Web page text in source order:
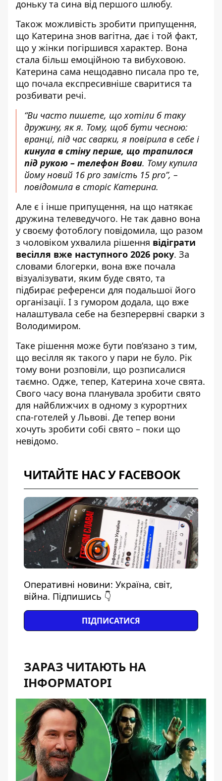
доньку та сина від першого шлюбу.
Також можливість зробити припущення,
що Катерина знов вагітна, дає і той факт,
що у жінки погіршився характер. Вона
стала більш емоційною та вибуховою.
Катерина сама нещодавно писала про те,
що почала експресивніше сваритися та
розбивати речі.
“Ви часто пишете, що хотіли б таку
дружину, як я. Тому, щоб бути чесною:
вранці, під час сварки, я повірила в себе і
кинула в стіну перше, що трапилося
під рукою – телефон Вови. Тому купила
йому новий 16 pro замість 15 pro”, –
повідомила в сторіс Катерина.
Але є і інше припущення, на що натякає
дружина телеведучого. Не так давно вона
у своєму фотоблогу повідомила, що разом
з чоловіком ухвалила рішення відіграти
весілля вже наступного 2026 року. За
словами блогерки, вона вже почала
візуалізувати, яким буде свято, та
підбирає референси для подальшої його
організації. І з гумором додала, що вже
налаштувала себе на безперервні сварки з
Володимиром.
Таке рішення може бути пов’язано з тим,
що весілля як такого у пари не було. Рік
тому вони розповіли, що розписалися
таємно. Одже, тепер, Катерина хоче свята.
Свого часу вона планувала зробити свято
для найближчих в одному з курортних
спа-готелей у Львові. Де тепер вони
хочуть зробити собі свято – поки що
невідомо.
ЧИТАЙТЕ НАС У FACEBOOK
Оперативні новини: Україна, світ,
війна. Підпишись 👇
ПІДПИСАТИСЯ
ЗАРАЗ ЧИТАЮТЬ НА
ІНФОРМАТОРІ